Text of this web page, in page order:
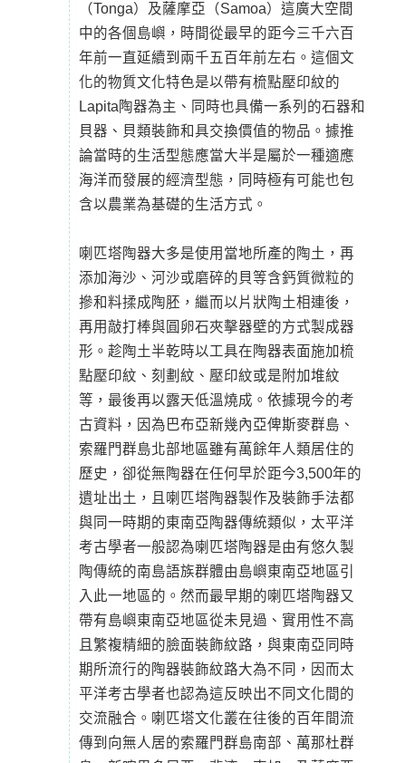
（Tonga）及薩摩亞（Samoa）這廣大空間
中的各個島嶼，時間從最早的距今三千六百
年前一直延續到兩千五百年前左右。這個文
化的物質文化特色是以帶有梳點壓印紋的
Lapita陶器為主、同時也具備一系列的石器和
貝器、貝類裝飾和具交換價值的物品。據推
論當時的生活型態應當大半是屬於一種適應
海洋而發展的經濟型態，同時極有可能也包
含以農業為基礎的生活方式。
喇匹塔陶器大多是使用當地所產的陶土，再
添加海沙、河沙或磨碎的貝等含鈣質微粒的
摻和料揉成陶胚，繼而以片狀陶土相連後，
再用敲打棒與圓卵石夾擊器壁的方式製成器
形。趁陶土半乾時以工具在陶器表面施加梳
點壓印紋、刻劃紋、壓印紋或是附加堆紋
等，最後再以露天低溫燒成。依據現今的考
古資料，因為巴布亞新幾內亞俾斯麥群島、
索羅門群島北部地區雖有萬餘年人類居住的
歷史，卻從無陶器在任何早於距今3,500年的
遺址出土，且喇匹塔陶器製作及裝飾手法都
與同一時期的東南亞陶器傳統類似，太平洋
考古學者一般認為喇匹塔陶器是由有悠久製
陶傳統的南島語族群體由島嶼東南亞地區引
入此一地區的。然而最早期的喇匹塔陶器又
帶有島嶼東南亞地區從未見過、實用性不高
且繁複精細的臉面裝飾紋路，與東南亞同時
期所流行的陶器裝飾紋路大為不同，因而太
平洋考古學者也認為這反映出不同文化間的
交流融合。喇匹塔文化叢在往後的百年間流
傳到向無人居的索羅門群島南部、萬那杜群